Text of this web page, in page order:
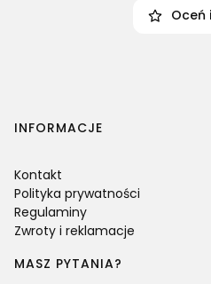
Oceń
Linki w stopce
INFORMACJE
Kontakt
Polityka prywatności
Regulaminy
Zwroty i reklamacje
MASZ PYTANIA?